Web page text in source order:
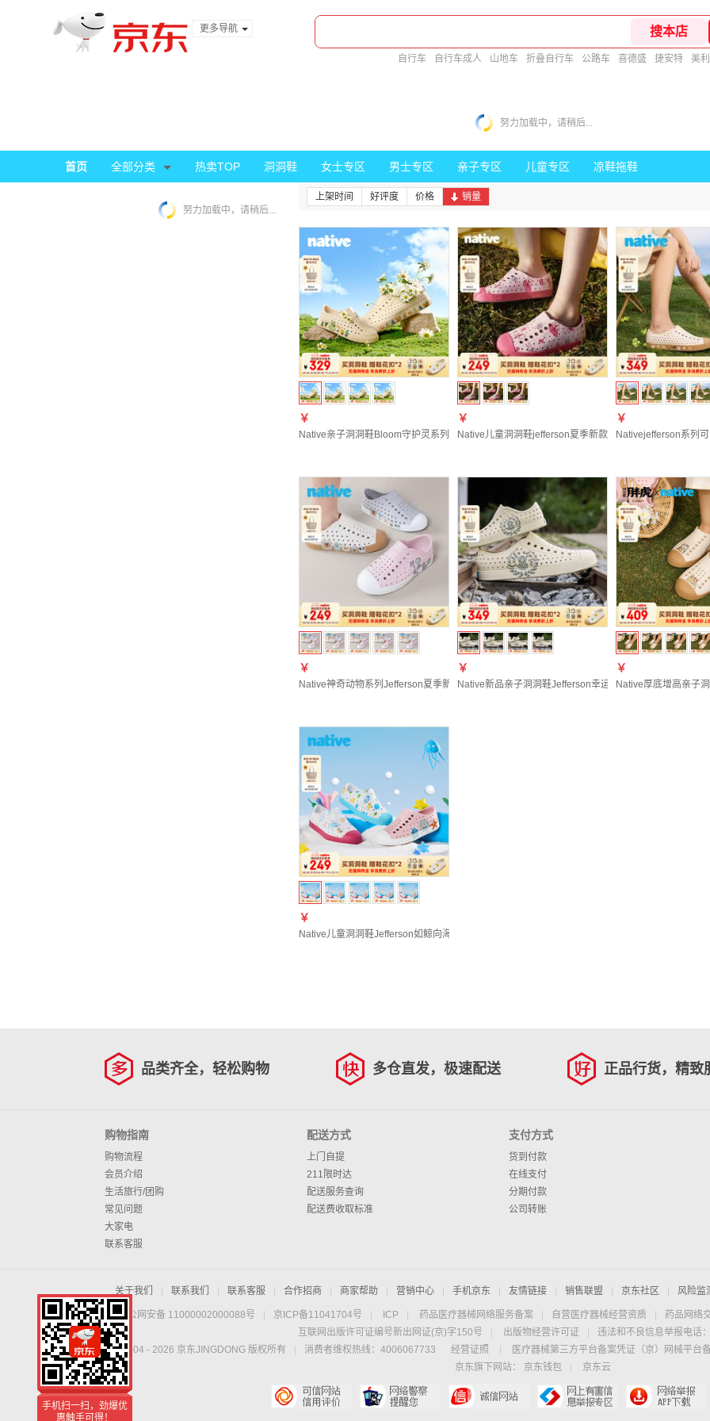
更多导航
自行车 自行车成人 山地车 折叠自行车 公路车 喜德盛 捷安特 美
努力加载中，请稍后...
首页 全部分类 热卖TOP 洞洞鞋 女士专区 男士专区 亲子专区 儿童专区 凉鞋拖鞋
努力加载中，请稍后...
上架时间 好评度 价格 销量
￥
Native亲子洞洞鞋Bloom守护灵系列印花男女鞋户外沙滩凉鞋溯溪鞋运动鞋 亲子款-米白|守护灵家
￥
Native儿童洞洞鞋jefferson夏季新款满面印花凉鞋女童运动
￥
Nativejefferson系列
￥
Native神奇动物系列Jefferson夏季新款亲子洞洞鞋男女户外沙滩溯溪凉鞋 岩石灰|动物头像|白色
￥
Native新品亲子洞洞鞋Jefferson幸运数字印花男女款儿童溯
￥
Native厚底增高亲子
￥
Native儿童洞洞鞋Jefferson如鲸向海系列夏季新款男童女童防滑运动凉鞋 白色|机械漫画|白色 31
品类齐全，轻松购物 多仓直发，极速配送 正品行货，精致
购物指南
购物流程
会员介绍
生活旅行/团购
常见问题
大家电
联系客服
配送方式
上门自提
211限时达
配送服务查询
配送费收取标准
支付方式
货到付款
在线支付
分期付款
公司转账
关于我们 联系我们 联系客服 合作招商 商家帮助 营销中心 手机京东 友情链接 销售联盟 京东社区 风险监
京公网安备 11000002000088号 京ICP备11041704号 ICP 药品医疗器械网络服务备案 自营医疗器械经营资质 药品网络
互联网出版许可证编号新出网证(京)字150号
出版物经营许可证
违法和不良信息举报电话
Copyright © 2004 - 2026 京东JINGDONG 版权所有 消费者维权热线：4006067733 经营证照 医疗器械第三方平台备案凭证（京）网械平台
京东旗下网站：
京东钱包
京东云
手机扫一扫，劲爆优
惠触手可得！
手机扫一扫，劲爆优
惠触手可得！